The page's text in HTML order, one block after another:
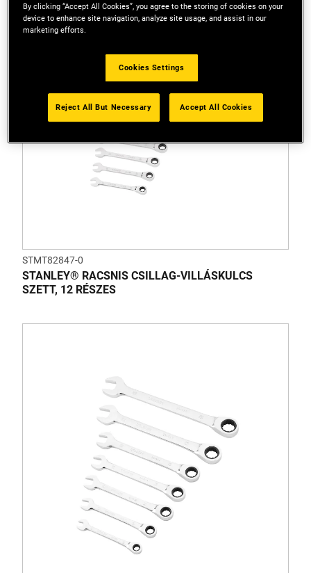
STMT82847-0
STANLEY® RACSNIS CSILLAG-VILLÁSKULCS
SZETT, 12 RÉSZES
By clicking “Accept All Cookies”, you agree to the storing of cookies on your
device to enhance site navigation, analyze site usage, and assist in our
marketing efforts.
Cookies Settings
Reject All But Necessary Accept All Cookies